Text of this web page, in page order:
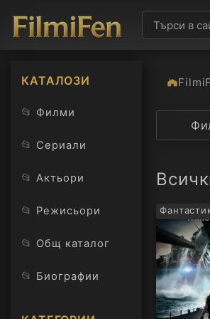
КАТАЛОЗИ
📂 Филми
📂 Сериали
📂 Актьори
📂 Режисьори
📂 Общ каталог
📂 Биографии